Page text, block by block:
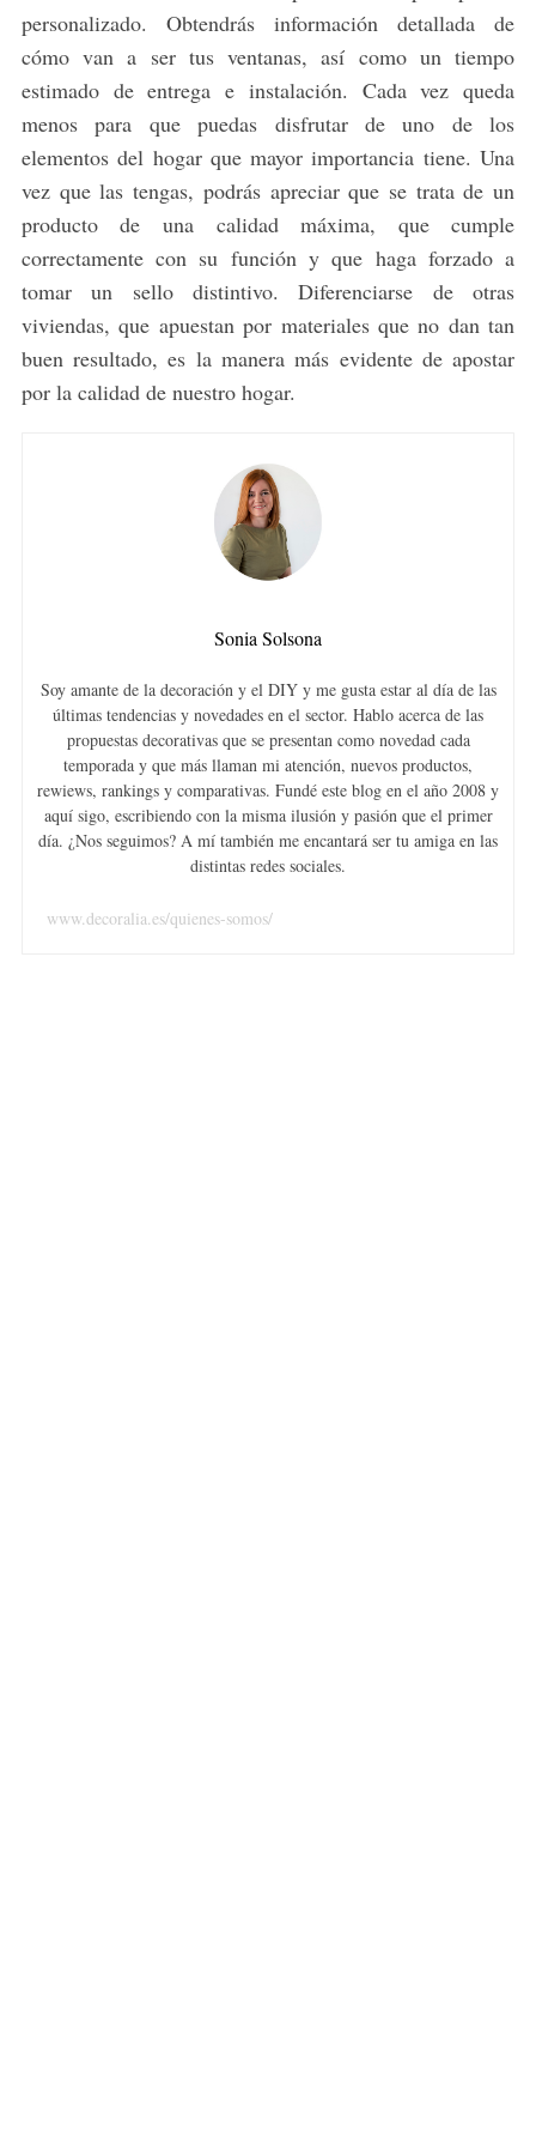
personalizado. Obtendrás información detallada de
cómo van a ser tus ventanas, así como un tiempo
estimado de entrega e instalación. Cada vez queda
menos para que puedas disfrutar de uno de los
elementos del hogar que mayor importancia tiene. Una
vez que las tengas, podrás apreciar que se trata de un
producto de una calidad máxima, que cumple
correctamente con su función y que haga forzado a
tomar un sello distintivo. Diferenciarse de otras
viviendas, que apuestan por materiales que no dan tan
buen resultado, es la manera más evidente de apostar
por la calidad de nuestro hogar.
Sonia Solsona
Soy amante de la decoración y el DIY y me gusta estar al día de las
últimas tendencias y novedades en el sector. Hablo acerca de las
propuestas decorativas que se presentan como novedad cada
temporada y que más llaman mi atención, nuevos productos,
rewiews, rankings y comparativas. Fundé este blog en el año 2008 y
aquí sigo, escribiendo con la misma ilusión y pasión que el primer
día. ¿Nos seguimos? A mí también me encantará ser tu amiga en las
distintas redes sociales.
www.decoralia.es/quienes-somos/